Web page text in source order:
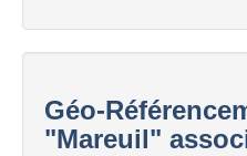
Géo-
"Mareuil"